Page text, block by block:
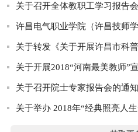
关于召开全体教职工学习报告
关于开展2018“河南最美教师”
关于召开院士专家报告会的通知
关于举办 2018年“经典照亮人